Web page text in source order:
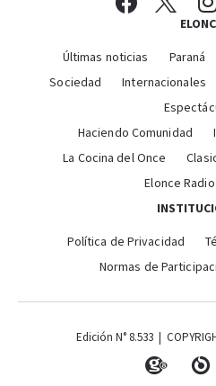
Últimas noticias Paraná
Sociedad
Internacionales
Haciendo Comunidad
La Cocina del Once
Elonce
Política de Privacidad
Normas de
Edición N° 8.533 |